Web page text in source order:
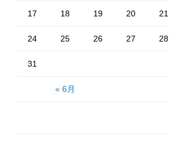
« 6月
17 18 19 20 21
24 25 26 27 28
31